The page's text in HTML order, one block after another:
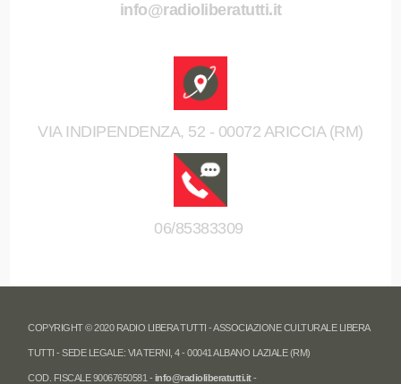
info@radioliberatutti.it
VIA INDIPENDENZA, 52 - 00072 ARICCIA (RM)
06/85383309
COPYRIGHT © 2020 RADIO LIBERA TUTTI - ASSOCIAZIONE CULTURALE LIBERA
TUTTI - SEDE LEGALE: VIA TERNI, 4 - 00041 ALBANO LAZIALE (RM)
COD. FISCALE 90067650581 - info@radioliberatutti.it-